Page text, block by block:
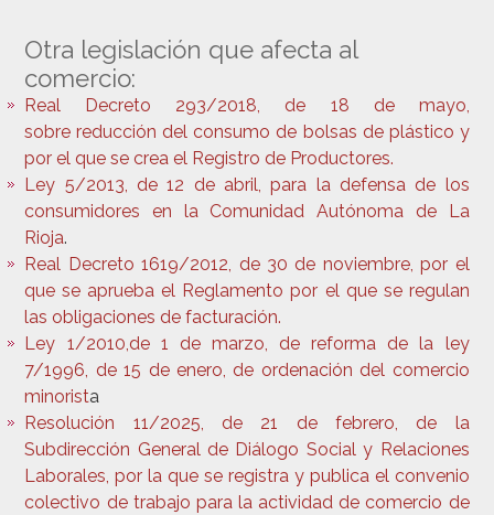
Otra legislación que afecta al
comercio:
Real Decreto 293/2018, de 18 de mayo,
sobrereducción del consumo de bolsas de plástico y
por el que se crea el Registro de Productores.
Ley 5/2013, de 12 de abril, para la defensa de los
consumidores en la Comunidad Autónoma de La
Rioja.
Real Decreto 1619/2012, de 30 de noviembre, por el
que se aprueba el Reglamento por el que se regulan
las obligaciones de facturación.
Ley 1/2010,de 1 de marzo, de reforma de la ley
7/1996, de 15 de enero, de ordenación del comercio
minorista
Resolución 11/2025, de 21 de febrero, de la
Subdirección General de Diálogo Social y Relaciones
Laborales, por la que se registra y publica el convenio
colectivo de trabajo para la actividad de comercio de